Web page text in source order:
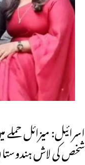
اسرائیل: میزائل
شخص کی لاش